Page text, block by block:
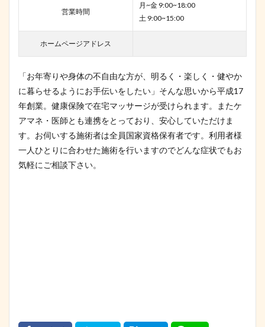
営業時間
月~金 9:00~18:00
土 9:00~15:00
ホームページアドレス
「お年寄りや身体の不自由な方が、明るく・楽しく・健やか
に暮らせるようにお手伝いをしたい」そんな思いから平成17
年創業。健康保険で在宅マッサージが受けられます。またケ
アマネ・医師とも連携をとっており、安心していただけま
す。お伺いする施術者は全員国家資格保有者です。利用者様
一人ひとりに合わせた施術を行いますのでどんな症状でもお
気軽にご相談下さい。